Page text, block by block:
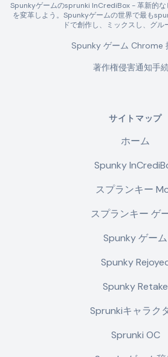
Spunkyゲームのsprunki InCrediBox - 革新的な
を変革しよう。Spunkyゲームの世界で最も
ドで創作し、ミックスし、グル
Spunky ゲーム Chrome
著作権侵害通知手
サイトマップ
ホーム
Spunky
スプランキー
スプランキー ゲ
Spunky ゲーム
Spunky
Spunky Retake
Sprunkiキャラク
Sprunki OC